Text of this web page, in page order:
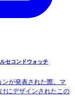
セコンドウォッチ
が発表された際、マ
にデザインされたこの